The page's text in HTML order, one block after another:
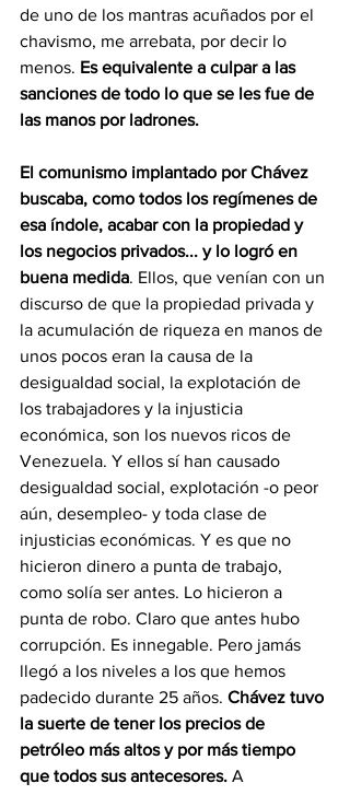
de uno de los mantras acuñados por el
chavismo, me arrebata, por decir lo
menos. Es equivalente a culpar a las
sanciones de todo lo que se les fue de
las manos por ladrones.
El comunismo implantado por Chávez
buscaba, como todos los regímenes de
esa índole, acabar con la propiedad y
los negocios privados... y lo logró en
buena medida. Ellos, que venían con un
discurso de que la propiedad privada y
la acumulación de riqueza en manos de
unos pocos eran la causa de la
desigualdad social, la explotación de
los trabajadores y la injusticia
económica, son los nuevos ricos de
Venezuela. Y ellos sí han causado
desigualdad social, explotación -o peor
aún, desempleo- y toda clase de
injusticias económicas. Y es que no
hicieron dinero a punta de trabajo,
como solía ser antes. Lo hicieron a
punta de robo. Claro que antes hubo
corrupción. Es innegable. Pero jamás
llegó a los niveles a los que hemos
padecido durante 25 años. Chávez tuvo
la suerte de tener los precios de
petróleo más altos y por más tiempo
que todos sus antecesores. A